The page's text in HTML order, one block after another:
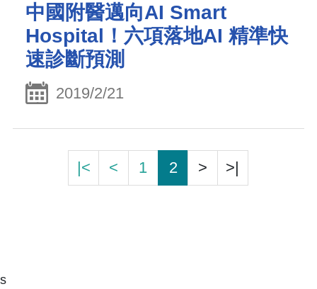
中國附醫邁向AI Smart
Hospital！六項落地AI 精準快
速診斷預測
2019/2/21
|< < 1 2 > >|
s